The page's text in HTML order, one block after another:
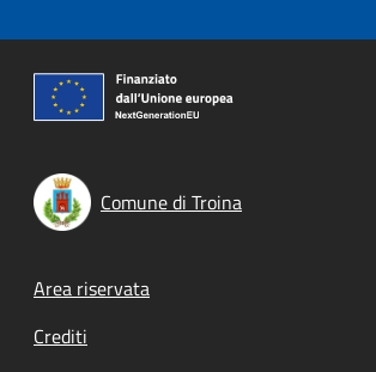
Comune di Troina
Footer menu
Area riservata
Crediti